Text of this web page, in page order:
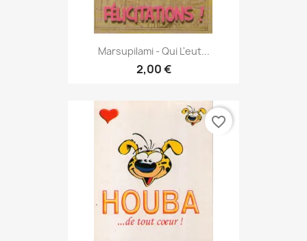
Marsupilami - Qui L'eut...
2,00 €
favorite_border